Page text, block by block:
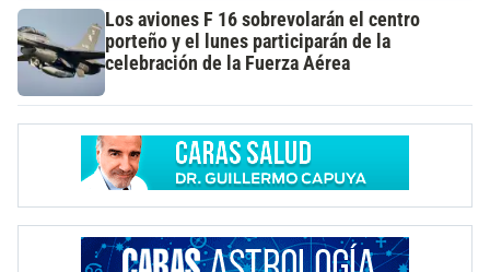
Los aviones F 16 sobrevolarán el centro
porteño y el lunes participarán de la
celebración de la Fuerza Aérea